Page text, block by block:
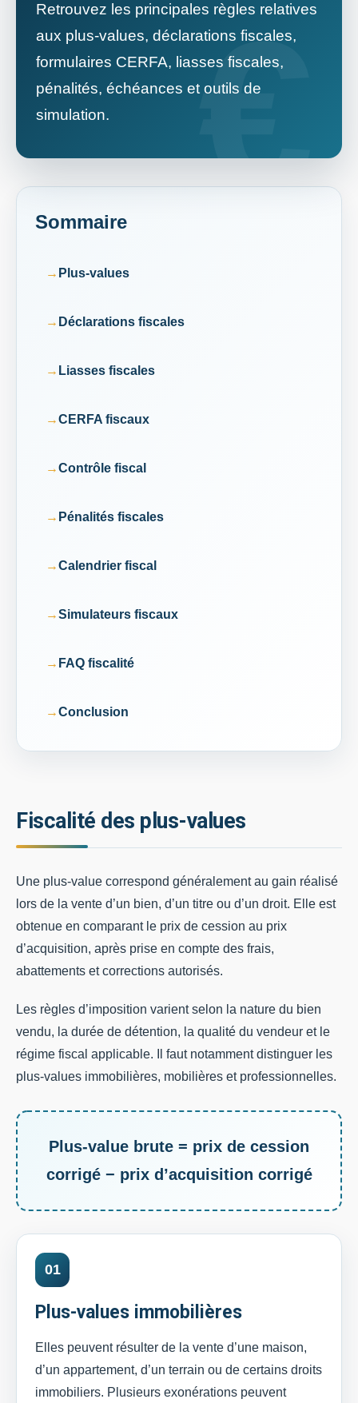
Retrouvez les principales règles relatives
aux plus-values, déclarations fiscales,
formulaires CERFA, liasses fiscales,
pénalités, échéances et outils de
simulation.
Sommaire
Plus-values
Déclarations fiscales
Liasses fiscales
CERFA fiscaux
Contrôle fiscal
Pénalités fiscales
Calendrier fiscal
Simulateurs fiscaux
FAQ fiscalité
Conclusion
Fiscalité des plus-values
Une plus-value correspond généralement au gain réalisé
lors de la vente d’un bien, d’un titre ou d’un droit. Elle est
obtenue en comparant le prix de cession au prix
d’acquisition, après prise en compte des frais,
abattements et corrections autorisés.
Les règles d’imposition varient selon la nature du bien
vendu, la durée de détention, la qualité du vendeur et le
régime fiscal applicable. Il faut notamment distinguer les
plus-values immobilières, mobilières et professionnelles.
Plus-value brute = prix de cession
corrigé − prix d’acquisition corrigé
01
Plus-values immobilières
Elles peuvent résulter de la vente d’une maison,
d’un appartement, d’un terrain ou de certains droits
immobiliers. Plusieurs exonérations peuvent